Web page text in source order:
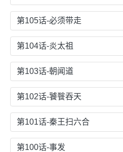
第105话-必须带走
第104话-炎太祖
第103话-朝闻道
第102话-饕餮吞天
第101话-秦王扫六合
第100话-事发